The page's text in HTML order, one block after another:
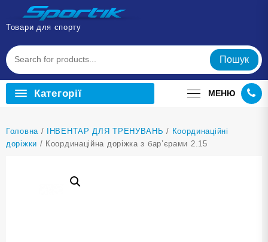
Перейти
вмісту
Товари для спорту
Пошук
Категорії МЕНЮ
Головна / ІНВЕНТАР ДЛЯ ТРЕНУВАНЬ / Координаційні
доріжки / Координаційна доріжка з бар’єрами 2.15